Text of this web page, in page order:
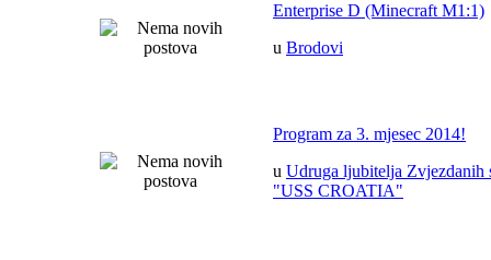
Enterprise D (Minecraft M1:1)
u Brodovi
Program za 3. mjesec 2014!
u Udruga ljubitelja Zvjezdanih
"USS CROATIA"